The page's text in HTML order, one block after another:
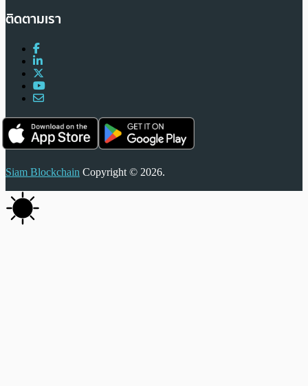
ติดตามเรา
Siam Blockchain Copyright © 2026.